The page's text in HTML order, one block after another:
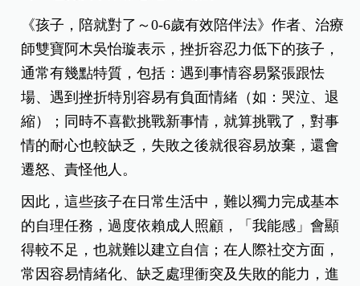
《孩子，陪就對了～0-6歲有效陪伴法》作者、治療
師雙寶阿木吳怡璇表示，挫折容忍力低下的孩子，
通常有幾點特質，包括：遇到事情容易緊張跟怯
場、遇到挫折特別容易有負面情緒（如：哭泣、退
縮）；同時不喜歡挑戰新事情，就算挑戰了，對事
情的耐心也較缺乏，失敗之後就很容易放棄，還會
遷怒、責怪他人。
因此，這些孩子在日常生活中，難以獨力完成基本
的自理任務，過度依賴成人照顧，「我能感」會顯
得較不足，也就難以建立自信；在人際社交方面，
常因容易情緒化、缺乏處理衝突及失敗的能力，進